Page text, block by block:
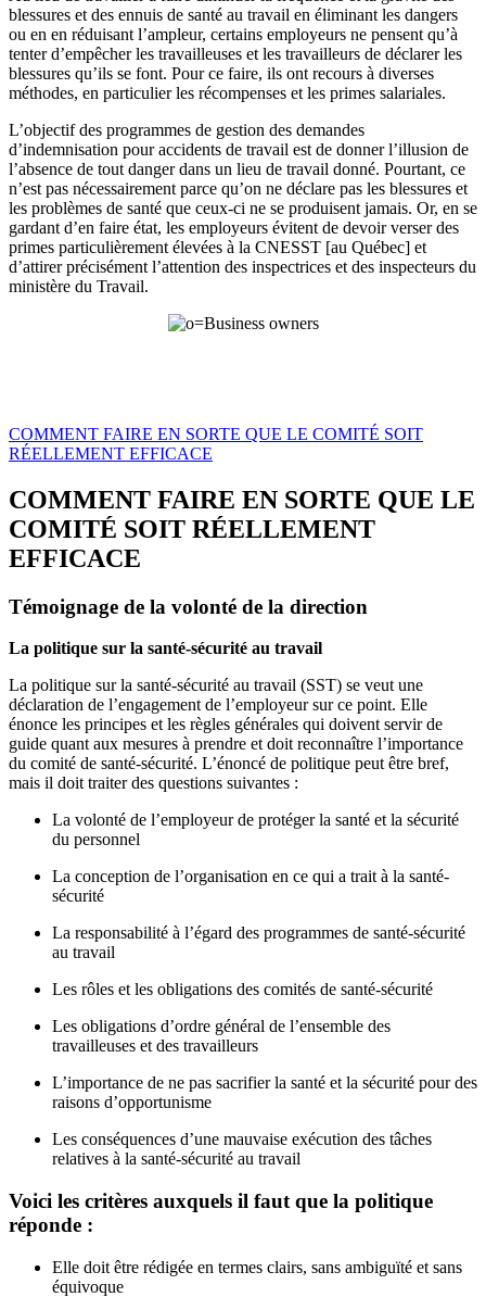
blessures et des ennuis de santé au travail en éliminant les dangers
ou en en réduisant l’ampleur, certains employeurs ne pensent qu’à
tenter d’empêcher les travailleuses et les travailleurs de déclarer les
blessures qu’ils se font. Pour ce faire, ils ont recours à diverses
méthodes, en particulier les récompenses et les primes salariales.
L’objectif des programmes de gestion des demandes
d’indemnisation pour accidents de travail est de donner l’illusion de
l’absence de tout danger dans un lieu de travail donné. Pourtant, ce
n’est pas nécessairement parce qu’on ne déclare pas les blessures et
les problèmes de santé que ceux-ci ne se produisent jamais. Or, en se
gardant d’en faire état, les employeurs évitent de devoir verser des
primes particulièrement élevées à la CNESST [au Québec] et
d’attirer précisément l’attention des inspectrices et des inspecteurs du
ministère du Travail.
COMMENT FAIRE EN SORTE QUE LE COMITÉ SOIT
RÉELLEMENT EFFICACE
COMMENT FAIRE EN SORTE QUE LE
COMITÉ SOIT RÉELLEMENT
EFFICACE
Témoignage de la volonté de la direction
La politique sur la santé-sécurité au travail
La politique sur la santé-sécurité au travail (SST) se veut une
déclaration de l’engagement de l’employeur sur ce point. Elle
énonce les principes et les règles générales qui doivent servir de
guide quant aux mesures à prendre et doit reconnaître l’importance
du comité de santé-sécurité. L’énoncé de politique peut être bref,
mais il doit traiter des questions suivantes :
La volonté de l’employeur de protéger la santé et la sécurité
du personnel
La conception de l’organisation en ce qui a trait à la santé-
sécurité
La responsabilité à l’égard des programmes de santé-sécurité
au travail
Les rôles et les obligations des comités de santé-sécurité
Les obligations d’ordre général de l’ensemble des
travailleuses et des travailleurs
L’importance de ne pas sacrifier la santé et la sécurité pour des
raisons d’opportunisme
Les conséquences d’une mauvaise exécution des tâches
relatives à la santé-sécurité au travail
Voici les critères auxquels il faut que la politique
réponde :
Elle doit être rédigée en termes clairs, sans ambiguïté et sans
équivoque